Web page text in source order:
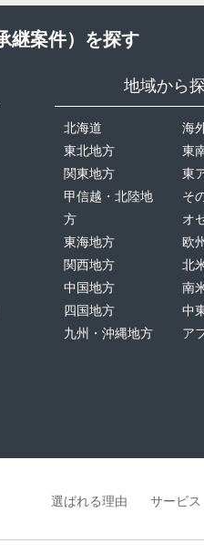
継案件）を探す
地域から
北海道
東北地方
関東地方
甲信越・北陸地
方
東海地方
関西地方
中国地方
四国地方
九州・沖縄地方
海
東
東
そ
オ
欧
北
南
中
ア
選ばれる理由 サービス